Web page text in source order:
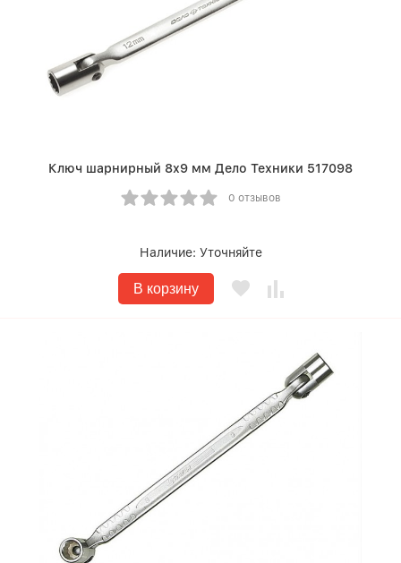
Ключ шарнирный 8х9 мм Дело Техники 517098
0 отзывов
Наличие: Уточняйте
В корзину